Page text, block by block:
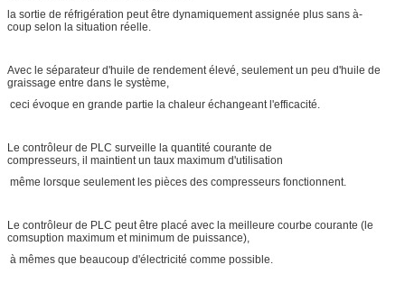
la sortie de réfrigération peut être dynamiquement assignée plus sans à-
coup selon la situation réelle.
Avec le séparateur d'huile de rendement élevé, seulement un peu d'huile de
graissage entre dans le système,
ceci évoque en grande partie la chaleur échangeant l'efficacité.
Le contrôleur de PLC surveille la quantité courante de
compresseurs, il maintient un taux maximum d'utilisation
même lorsque seulement les pièces des compresseurs fonctionnent.
Le contrôleur de PLC peut être placé avec la meilleure courbe courante (le
comsuption maximum et minimum de puissance),
à mêmes que beaucoup d'électricité comme possible.